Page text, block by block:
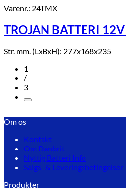
Varenr.: 24TMX
TROJAN BATTERI
Str. mm. (LxBxH): 277x168x235
1
/
3
Om os
Kontakt
Om Danbrit
Nyttig Batteri Info
Salgs- & Leveringsbetingelser
Produkter